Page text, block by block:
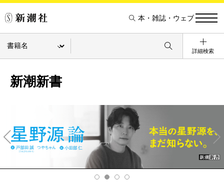
本・雑誌・ウェブ
詳細検索
新潮新書
v
Ne
xt